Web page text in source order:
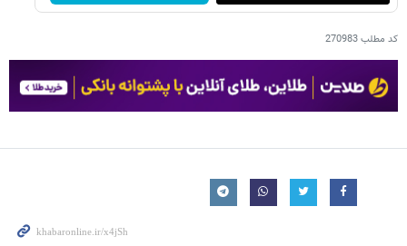
کد مطلب270983